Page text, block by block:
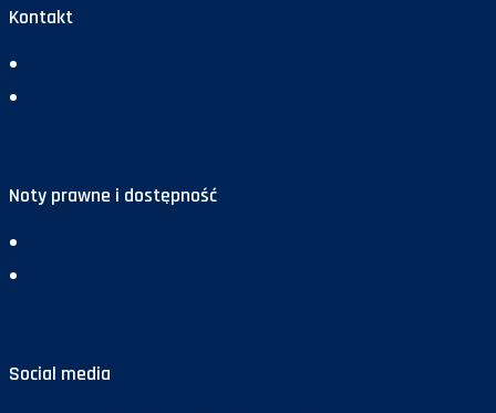
Kontakt
Noty prawne i dostępność
Social media